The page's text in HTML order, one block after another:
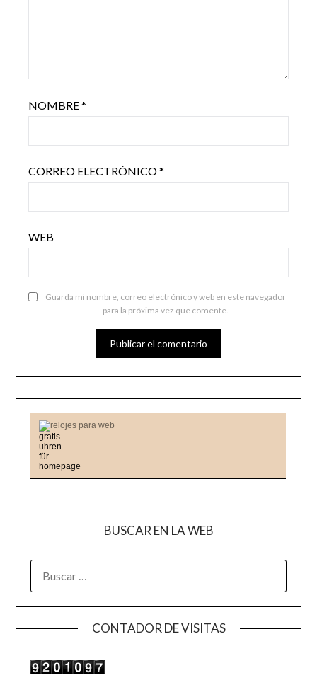
NOMBRE*
CORREO ELECTRÓNICO*
WEB
Guarda mi nombre, correo electrónico y web en este navegador
para la próxima vez que comente.
relojes para web
BUSCAR EN LA WEB
CONTADOR DE VISITAS